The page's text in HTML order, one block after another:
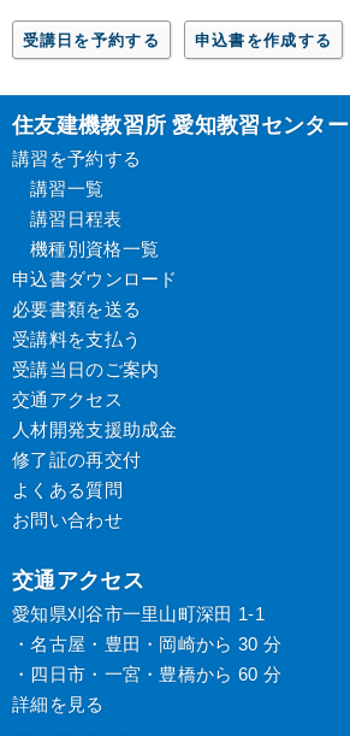
受講日を予約する 申込書を作成する
住友建機教習所 愛知教習センター
講習を予約する
講習一覧
講習日程表
機種別資格一覧
申込書ダウンロード
必要書類を送る
受講料を支払う
受講当日のご案内
交通アクセス
人材開発支援助成金
修了証の再交付
よくある質問
お問い合わせ
交通アクセス
愛知県刈谷市一里山町深田 1-1
・名古屋 ・ 豊田 ・ 岡崎から 30 分
・ 四日市 ・ 一宮 ・ 豊橋から 60 分
詳細を見る